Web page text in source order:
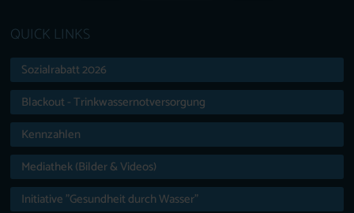
QUICK LINKS
Sozialrabatt 2026
Blackout - Trinkwassernotversorgung
Kennzahlen
Mediathek (Bilder & Videos)
Initiative "Gesundheit durch Wasser"